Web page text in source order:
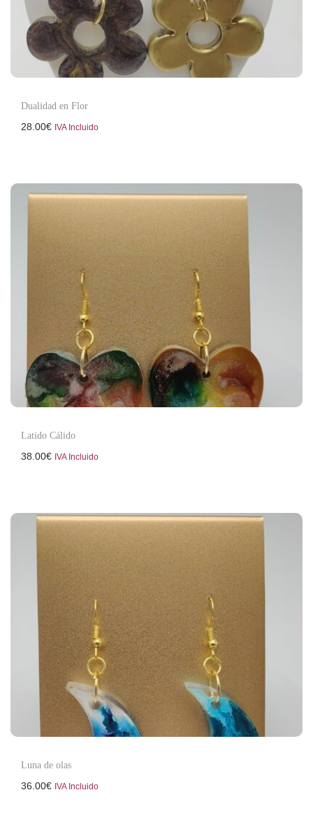
Dualidad en Flor
28.00€ IVA Incluido
Latido Cálido
38.00€ IVA Incluido
Luna de olas
36.00€ IVA Incluido